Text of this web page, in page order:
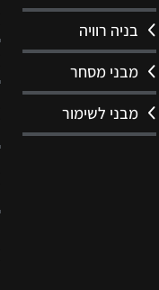
בניה רוויה
מבני מסחר
מבני לשימור